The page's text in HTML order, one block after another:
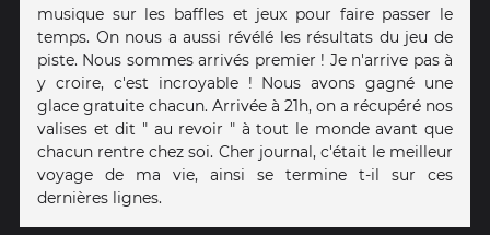
musique sur les baffles et jeux pour faire passer le
temps. On nous a aussi révélé les résultats du jeu de
piste. Nous sommes arrivés premier ! Je n'arrive pas à
y croire, c'est incroyable ! Nous avons gagné une
glace gratuite chacun. Arrivée à 21h, on a récupéré nos
valises et dit " au revoir " à tout le monde avant que
chacun rentre chez soi. Cher journal, c'était le meilleur
voyage de ma vie, ainsi se termine t-il sur ces
dernières lignes.